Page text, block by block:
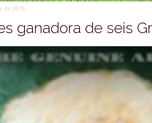
de 2016
ganadora de seis